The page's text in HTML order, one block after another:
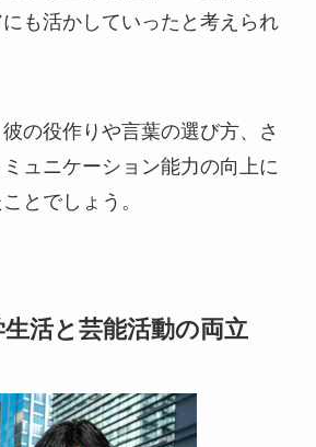
も活かしていったと考えられ
の役作りや言葉の選び方、さ
ュニケーション能力の向上に
とでしょう。
活と芸能活動の両立